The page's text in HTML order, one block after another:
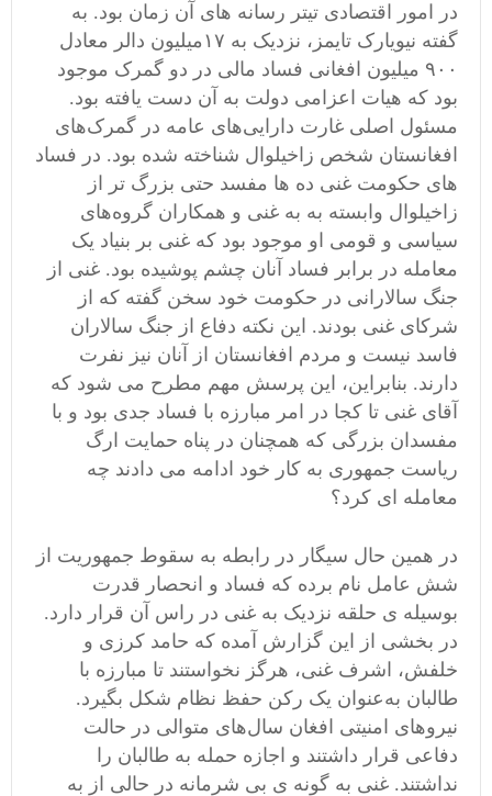
در امور اقتصادی تیتر رسانه های آن زمان بود. به
گفته نیویارک تایمز، نزدیک به ۱۷میلیون دالر معادل
۹۰۰ میلیون افغانی فساد مالی در دو گمرک موجود
بود که هیات اعزامی دولت به آن دست یافته‌ بود.
مسئول اصلی غارت دارایی‌های عامه در گمرک‌های
افغانستان شخص زاخیلوال شناخته شده بود. در فساد
های حکومت غنی ده ها مفسد حتی بزرگ تر از
زاخیلوال وابسته به به غنی و همکاران گروه‌های
سیاسی و قومی او موجود بود که غنی بر بنیاد یک
معامله در برابر فساد آنان چشم پوشیده بود. غنی از
جنگ سالارانی در حکومت خود سخن گفته که از
شرکای غنی بودند. این نکته دفاع از جنگ سالاران
فاسد نیست و مردم افغانستان از آنان نیز نفرت
دارند. بنابراین، این پرسش مهم مطرح می شود که
آقای غنی تا کجا در امر مبارزه با فساد جدی بود و با
مفسدان بزرگی که همچنان در پناه حمایت ارگ
ریاست جمهوری به کار خود ادامه می دادند چه
معامله ای کرد؟
در همین حال سیگار در رابطه به سقوط جمهوریت از
شش عامل نام برده که فساد و انحصار قدرت
بوسیله ی حلقه نزدیک به غنی در راس آن قرار دارد.
در بخشی از این گزارش آمده که حامد کرزی و
خلفش، اشرف غنی، هرگز نخواستند تا مبارزه با
طالبان به‌عنوان یک رکن حفظ نظام شکل بگیرد.
نیروهای امنیتی افغان سال‌های متوالی در حالت
دفاعی قرار داشتند و اجازه حمله به طالبان را
نداشتند. غنی به گونه ی بی شرمانه در حالی از به